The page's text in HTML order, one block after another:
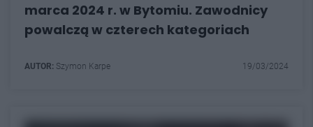
marca 2024 r. w Bytomiu. Zawodnicy
powalczą w czterech kategoriach
AUTOR: Szymon Karpe 19/03/2024